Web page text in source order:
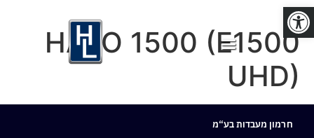
פתח סרגל נגישות
HALO 1500 (E1500
UHD)
חרמון מעבדות בע“מ